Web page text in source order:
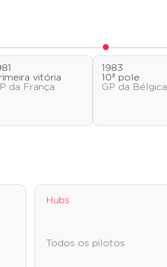
vitória
da França
1983
10ª pole
GP da Bélgica
Hubs
Todos os pilotos